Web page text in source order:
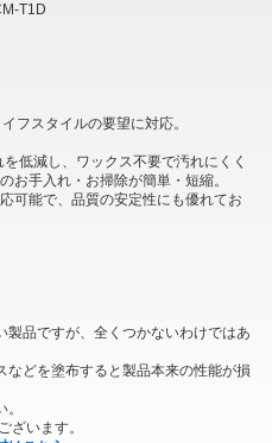
T1D
フスタイルの要望に対応。
低減し、ワックス不要で汚れにくく
お手入れ・お掃除が簡単・短縮。
可能で、品質の安定性にも優れてお
品ですが、全くつかないわけではあ
どを塗布すると製品本来の性能が損
。
ざいます。